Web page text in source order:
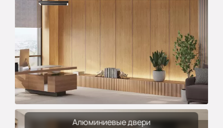
Алюминиевые двери